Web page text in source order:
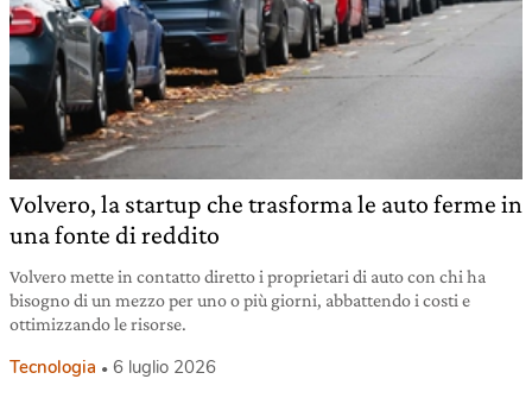
Volvero, la startup che trasforma le auto ferme in
una fonte di reddito
Volvero mette in contatto diretto i proprietari di auto con chi ha
bisogno di un mezzo per uno o più giorni, abbattendo i costi e
ottimizzando le risorse.
Tecnologia 6 luglio 2026